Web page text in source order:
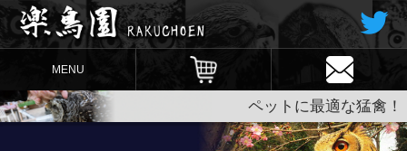
MENU
ペットに最適な猛禽！